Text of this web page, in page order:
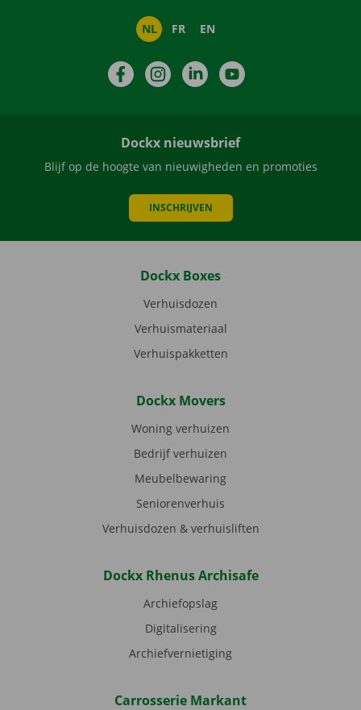
NL FR EN
FacebookInstagramLinkedIn
Dockx nieuwsbrief
Blijf op de hoogte van nieuwigheden en promoties
INSCHRIJVEN
Dockx Boxes
Verhuisdozen
Verhuismateriaal
Verhuispakketten
Dockx Movers
Woning verhuizen
Bedrijf verhuizen
Meubelbewaring
Seniorenverhuis
Verhuisdozen & verhuisliften
Dockx Rhenus Archisafe
Archiefopslag
Digitalisering
Archiefvernietiging
Carrosserie Markant